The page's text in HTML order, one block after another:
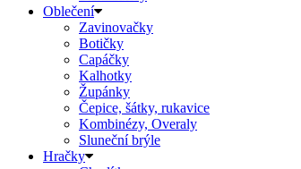
Oblečení
Zavinovačky
Botičky
Capáčky
Kalhotky
Župánky
Čepice, šátky, rukavice
Kombinézy, Overaly
Sluneční brýle
Hračky